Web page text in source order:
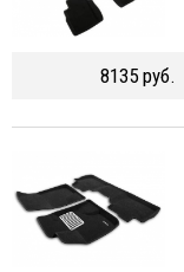
8135 руб.